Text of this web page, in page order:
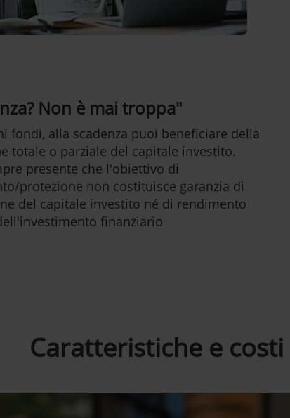
Non è mai troppa"
fondi, alla scadenza puoi beneficiare della
totale o parziale del capitale investito.
presente che l'obiettivo di
protezione non costituisce garanzia di
del capitale investito né di rendimento
finanziario
Caratteristiche e